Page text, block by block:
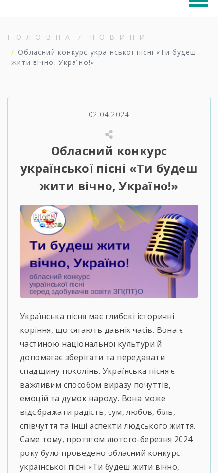
ГОЛОВНА
НОВИНИ
Обласний конкурс української пісні «Ти будеш
жити вічно, Україно!»
02.04.2024
Обласний конкурс
української пісні «Ти будеш
жити вічно, Україно!»
Українська пісня має глибокі історичні
коріння, що сягають давніх часів. Вона є
частиною національної культури й
допомагає зберігати та передавати
спадщину поколінь. Українська пісня є
важливим способом виразу почуттів,
емоцій та думок народу. Вона може
відображати радість, сум, любов, біль,
співчуття та інші аспекти людського життя.
Саме тому, протягом лютого-березня 2024
року було проведено обласний конкурс
української пісні «Ти будеш жити вічно,